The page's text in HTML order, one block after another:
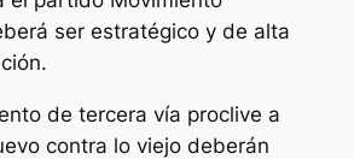
ser estratégico y de alta
de tercera vía proclive a
contra lo viejo deberán